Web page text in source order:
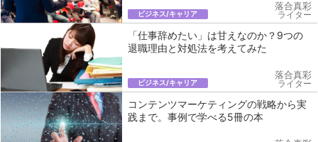
ビジネス/キャリア
落合真彩
ライター
「仕事辞めたい」は甘えなのか？9つの
退職理由と対処法を考えてみた
ビジネス/キャリア
落合真彩
ライター
コンテンツマーケティングの戦略から実
践まで。事例で学べる5冊の本